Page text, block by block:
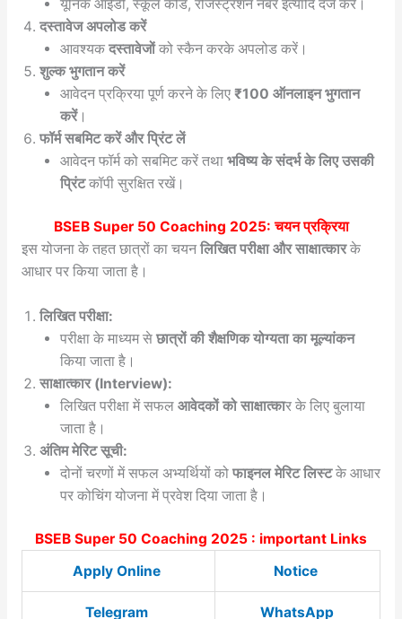
यूनिक आईडी, स्कूल कोड, रजिस्ट्रेशन नंबर इत्यादि दर्ज करें।
दस्तावेज अपलोड करें
आवश्यकदस्तावेजोंको स्कैन करके अपलोड करें।
शुल्क भुगतान करें
आवेदन प्रक्रिया पूर्ण करने के लिए₹100 ऑनलाइन भुगतान
करें।
फॉर्म सबमिट करें और प्रिंट लें
आवेदन फॉर्म को सबमिट करें तथाभविष्य के संदर्भ के लिए उसकी
प्रिंटकॉपी सुरक्षित रखें।
BSEB Super 50 Coaching 2025: चयन प्रक्रिया
इस योजना के तहत छात्रों का चयनलिखित परीक्षा और साक्षात्कारके
आधार पर किया जाता है।
लिखित परीक्षा:
परीक्षा के माध्यम सेछात्रों की शैक्षणिक योग्यता का मूल्यांकन
किया जाता है।
साक्षात्कार (Interview):
लिखित परीक्षा में सफल आवेदकों को साक्षात्कार के लिए बुलाया
जाता है।
अंतिम मेरिट सूची:
दोनों चरणों में सफल अभ्यर्थियों कोफाइनल मेरिट लिस्टके आधार
पर कोचिंग योजना में प्रवेश दिया जाता है।
BSEB Super 50 Coaching 2025 : important Links
Apply Online
Notice
Telegram WhatsApp